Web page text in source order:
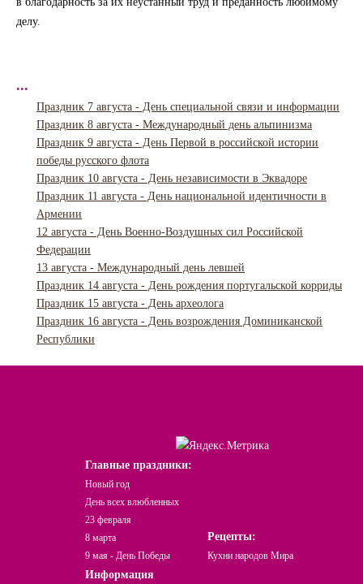
делу.
...
Праздник 7 августа - День специальной связи и информации
Праздник 8 августа - Международный день альпинизма
Праздник 9 августа - День Первой в российской истории
победы русского флота
Праздник 10 августа - День независимости в Эквадоре
Праздник 11 августа - День национальной идентичности в
Армении
12 августа - День Военно-Воздушных сил Российской
Федерации
13 августа - Международный день левшей
Праздник 14 августа - День рождения португальской корриды
Праздник 15 августа - День археолога
Праздник 16 августа - День возрождения Доминиканской
Республики
Главные праздники:
Новый год
День всех влюбленных
23 февраля
8 марта
9 мая - День Победы
Рецепты:
Кухни народов Мира
Информация